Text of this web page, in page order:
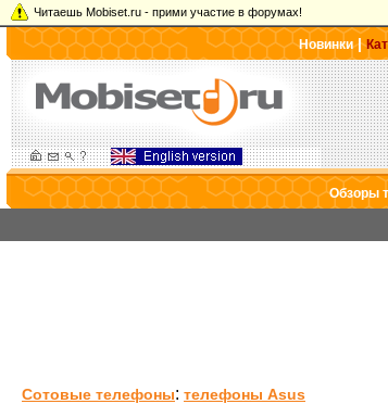
Читаешь Mobiset.ru - прими участие в форумах!
Новинки|
Обзоры
Сотовые телефоны: телефоны Asus